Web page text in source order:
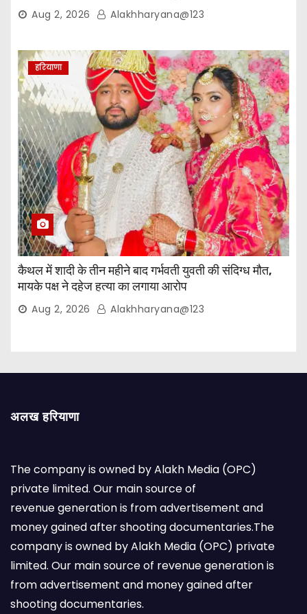
Aug 2, 2026 Alakhharyana@123
हरियाणा
कैथल में शादी के तीन महीने बाद गर्भवती युवती की संदिग्ध मौत,
मायके पक्ष ने दहेज हत्या का लगाया आरोप
Aug 2, 2026 Alakhharyana@123
अलख हरियाणा
The company is owned by Alakh Media (OPC)
private limited. Our main source of
revenue generation is from advertisement and
money gained after shooting documentaries.The
company is owned by Alakh Media (OPC) private
limited. Our main source of revenue generation is
from advertisement and money gained after
shooting documentaries.